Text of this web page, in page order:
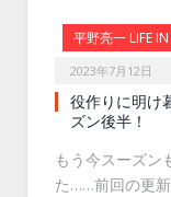
平野亮一 LIFE
2023年7月12日
役作りに明け
ズン後半！
もう今スーズン
た……前回の更